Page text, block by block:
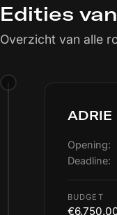
Edities
Overzicht van alle
ADRIE
Opening:
Deadline:
BUDGET